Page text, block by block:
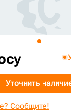
Уточнить
Сообщите!
50-93